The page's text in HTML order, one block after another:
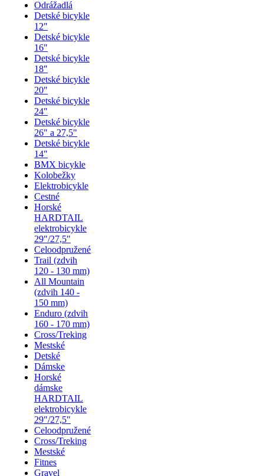
Odrážadlá
Detské bicykle
12"
Detské bicykle
16"
Detské bicykle
18"
Detské bicykle
20"
Detské bicykle
24"
Detské bicykle
26" a 27,5"
Detské bicykle
14"
BMX bicykle
Kolobežky
Elektrobicykle
Cestné
Horské
HARDTAIL
elektrobicykle
29"/27,5"
Celoodpružené
Trail (zdvih
120 - 130 mm)
All Mountain
(zdvih 140 -
150 mm)
Enduro (zdvih
160 - 170 mm)
Cross/Treking
Mestské
Detské
Dámske
Horské
dámske
HARDTAIL
elektrobicykle
29"/27,5"
Celoodpružené
Cross/Treking
Mestské
Fitnes
Gravel